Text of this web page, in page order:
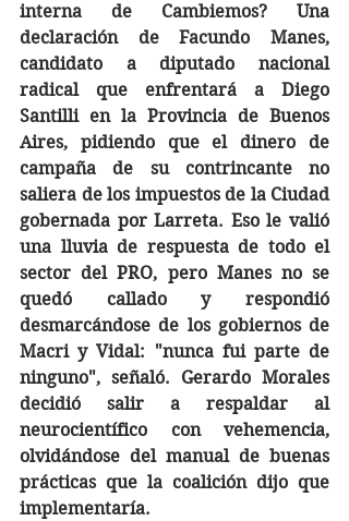
interna de Cambiemos? Una
declaración de Facundo Manes,
candidato a diputado nacional
radical que enfrentará a Diego
Santilli en la Provincia de Buenos
Aires, pidiendo que el dinero de
campaña de su contrincante no
saliera de los impuestos de la Ciudad
gobernada por Larreta. Eso le valió
una lluvia de respuesta de todo el
sector del PRO, pero Manes no se
quedó callado y respondió
desmarcándose de los gobiernos de
Macri y Vidal: "nunca fui parte de
ninguno", señaló. Gerardo Morales
decidió salir a respaldar al
neurocientífico con vehemencia,
olvidándose del manual de buenas
prácticas que la coalición dijo que
implementaría.